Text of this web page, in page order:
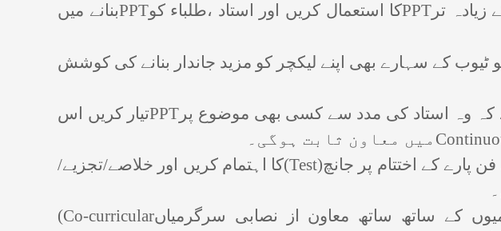
تر PPTکا استعمال کریں اور استاد ،طلباء کوPPTبنانے میں
کے سہارے بھی اپنے لیکچر کو مزید جاندار بنانے کی کوشش
PPTتیار کریں اس
میں معاون ثابت ہوگی۔
(Test)کا اہتمام کریں اور خلاصے/تجزیے/
(Co-curricular